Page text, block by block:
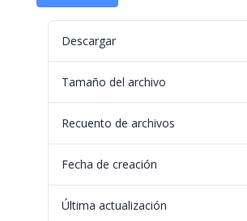
Descargar
Tamaño del archivo
Recuento de archivos
Fecha de creación
Última actualización